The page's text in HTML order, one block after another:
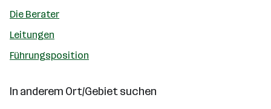
Die Berater
Leitungen
Führungsposition
In anderem Ort/Gebiet suchen